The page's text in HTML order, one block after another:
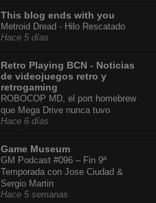
This blog ends with you
Metroid Dread - Hilo Rescatado
Hace 5 días
Retro Playing BCN - Noticias
de videojuegos retro y
retrogaming
ROBOCOP MD, el port homebrew
que Mega Drive nunca tuvo
Hace 6 días
Game Museum
GM Podcast #096 – Fin 9ª
Temporada con Jose Ciudad &
Sergio Martin
Hace 5 semanas